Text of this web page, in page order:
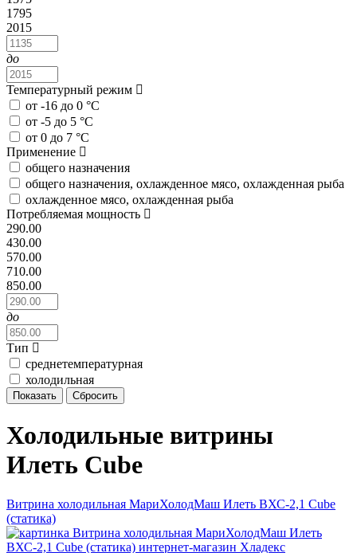
1795
2015
до
Температурный режим
от -16 до 0 °C
от -5 до 5 °C
от 0 до 7 °C
Применение
общего назначения
общего назначения, охлажденное мясо, охлажденная рыба
охлажденное мясо, охлажденная рыба
Потребляемая мощность
290.00
430.00
570.00
710.00
850.00
до
Тип
среднетемпературная
холодильная
Холодильные витрины
Илеть Cube
Витрина холодильная МариХолодМаш Илеть ВХС-2,1 Cube
(статика)